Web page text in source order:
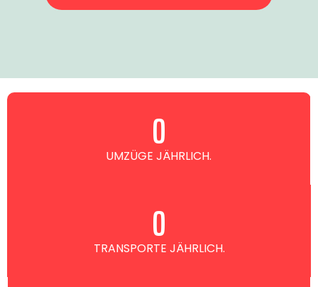
UMZÜGE JÄHRLICH.
0
TRANSPORTE JÄHRLICH.
0